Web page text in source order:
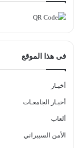
فى هذا الموقع
أخبـار
أخبـار الجامعـات
ألعاب
الأمن السيبراني